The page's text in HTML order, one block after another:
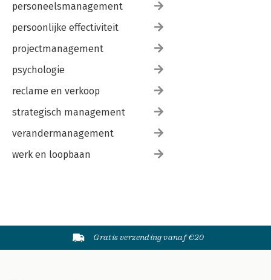
personeelsmanagement
persoonlijke effectiviteit
projectmanagement
psychologie
reclame en verkoop
strategisch management
verandermanagement
werk en loopbaan
Gratis verzending vanaf €20